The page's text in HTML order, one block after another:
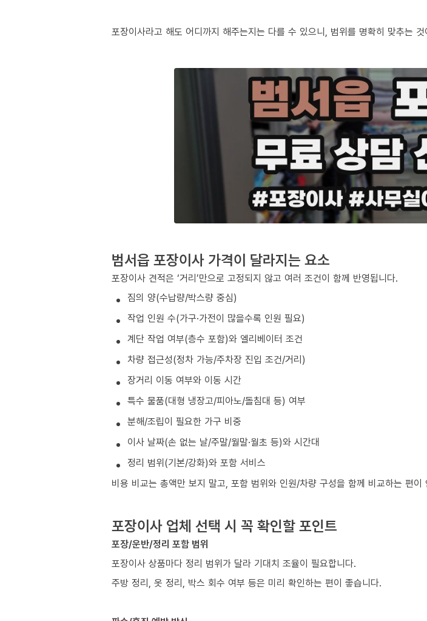
포장이사라고 해도 어디까지 해주는지는 다를 수 있으니, 범위를 명확히 맞추는
범서읍 포장이사 가격이 달라지는 요소
포장이사 견적은 ‘거리’만으로 고정되지 않고 여러 조건이 함께 반영됩니다.
짐의 양(수납량/박스량 중심)
작업 인원 수(가구·가전이 많을수록 인원 필요)
계단 작업 여부(층수 포함)와 엘리베이터 조건
차량 접근성(정차 가능/주차장 진입 조건/거리)
장거리 이동 여부와 이동 시간
특수 물품(대형 냉장고/피아노/돌침대 등) 여부
분해/조립이 필요한 가구 비중
이사 날짜(손 없는 날/주말/월말·월초 등)와 시간대
정리 범위(기본/강화)와 포함 서비스
비용 비교는 총액만 보지 말고, 포함 범위와 인원/차량 구성을 함께 비교하는 편이
포장이사 업체 선택 시 꼭 확인할 포인트
포장/운반/정리 포함 범위
포장이사 상품마다 정리 범위가 달라 기대치 조율이 필요합니다.
주방 정리, 옷 정리, 박스 회수 여부 등은 미리 확인하는 편이 좋습니다.